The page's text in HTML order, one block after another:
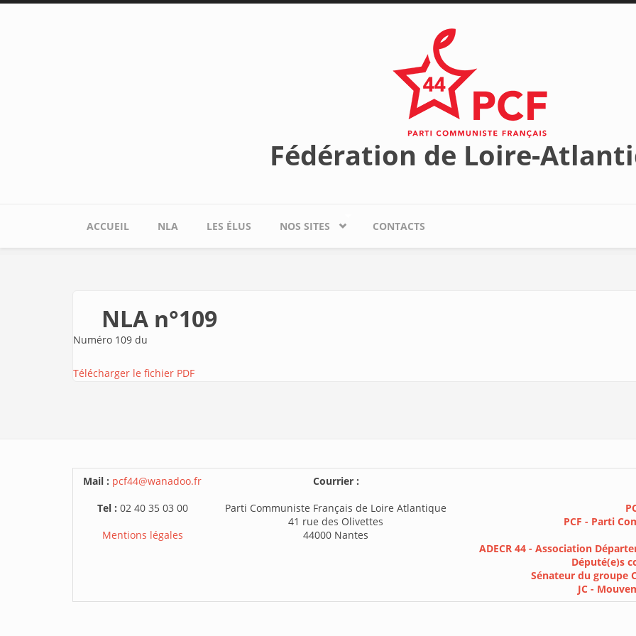
Aller au contenu principal
Fédération de Loire-
ACCUEIL NLA LES ÉLUS NOS SITES CONTACTS
NLA n°109
Numéro 109 du
Télécharger le fichier PDF
Mail : pcf44@wanadoo.fr
Tel : 02 40 35 03 00
Mentions légales
Courrier :
Parti Communiste Français de Loire Atlantique
41 rue des Olivettes
44000 Nantes
PCF - Parti
ADECR 44 - Association
Député(e)s
Sénateur du groupe
JC -